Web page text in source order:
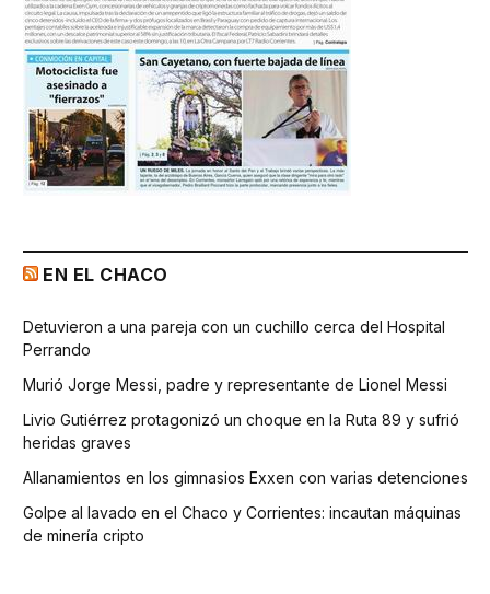
EN EL CHACO
Detuvieron a una pareja con un cuchillo cerca del Hospital
Perrando
Murió Jorge Messi, padre y representante de Lionel Messi
Livio Gutiérrez protagonizó un choque en la Ruta 89 y sufrió
heridas graves
Allanamientos en los gimnasios Exxen con varias detenciones
Golpe al lavado en el Chaco y Corrientes: incautan máquinas
de minería cripto